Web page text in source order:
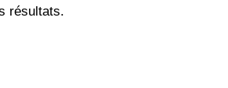
résultats.